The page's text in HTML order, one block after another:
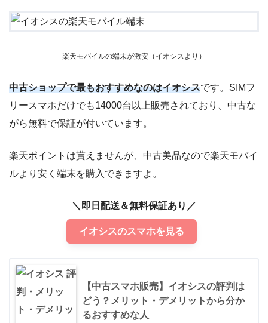
楽天会員IDでログインしたら本人確認書類をアップロードし
ます。次の画面で希望の電話番号を選択。
3つの候補から好きな番号を選んで下さい。
一般解約の場合は「解約」をタップ、次の携帯会社に電話番
号を引き継ぎたい場合（MNP転出）は「MNP予約番号発行」
メニューを開いて「申し込み」→「製品」をタップしましょ
希望の端末を選ぶ
楽天モバイルの端末が激安（イオシスより）
中古ショップで最もおすすめなのはイオシスです。SIMフ
リースマホだけでも14000台以上販売されており、中古な
がら無料で保証が付いています。
楽天ポイントは貰えませんが、中古美品なので楽天モバイ
ルより安く端末を購入できますよ。
＼即日配送＆無料保証あり／
イオシスのスマホを見る
【中古スマホ販売】イオシスの評判は
どう？メリット・デメリットから分か
るおすすめな人